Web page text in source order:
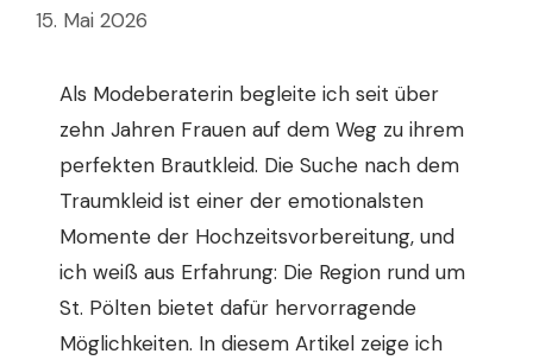
15. Mai 2026
Als Modeberaterin begleite ich seit über
zehn Jahren Frauen auf dem Weg zu ihrem
perfekten Brautkleid. Die Suche nach dem
Traumkleid ist einer der emotionalsten
Momente der Hochzeitsvorbereitung, und
ich weiß aus Erfahrung: Die Region rund um
St. Pölten bietet dafür hervorragende
Möglichkeiten. In diesem Artikel zeige ich